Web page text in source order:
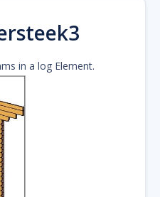
in a log Element.